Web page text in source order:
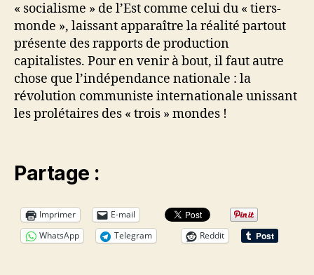
« socialisme » de l’Est comme celui du « tiers-
monde », laissant apparaître la réalité partout
présente des rapports de production
capitalistes. Pour en venir à bout, il faut autre
chose que l’indépendance nationale : la
révolution communiste internationale unissant
les prolétaires des « trois » mondes !
Partage :
Imprimer
E-mail
WhatsApp
Telegram Reddit